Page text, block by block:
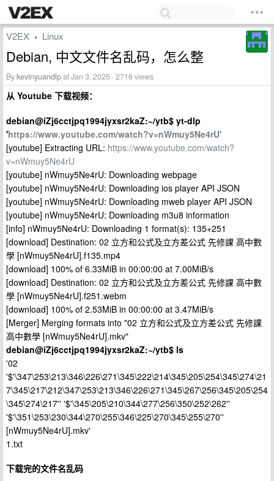
V2EX › Linux
Debian, 中文文件名乱码，怎么整
Bykevinyuandlpat Jan 3, 2025 · 2716 views
从 Youtube 下载视频：
debian@iZj6cctjpq1994jyxsr2kaZ:~/ytb$ yt-dlp
'https://www.youtube.com/watch?v=nWmuy5Ne4rU'
[youtube] Extracting URL: https://www.youtube.com/watch?
v=nWmuy5Ne4rU
[youtube] nWmuy5Ne4rU: Downloading webpage
[youtube] nWmuy5Ne4rU: Downloading ios player API JSON
[youtube] nWmuy5Ne4rU: Downloading mweb player API JSON
[youtube] nWmuy5Ne4rU: Downloading m3u8 information
[info] nWmuy5Ne4rU: Downloading 1 format(s): 135+251
[download] Destination: 02 立方和公式及立方差公式 先修課 高中數
學 [nWmuy5Ne4rU].f135.mp4
[download] 100% of 6.33MiB in 00:00:00 at 7.00MiB/s
[download] Destination: 02 立方和公式及立方差公式 先修課 高中數
學 [nWmuy5Ne4rU].f251.webm
[download] 100% of 2.53MiB in 00:00:00 at 3.47MiB/s
[Merger] Merging formats into "02 立方和公式及立方差公式 先修課
高中數學 [nWmuy5Ne4rU].mkv"
debian@iZj6cctjpq1994jyxsr2kaZ:~/ytb$ ls
'02
'$'\347\253\213\346\226\271\345\222\214\345\205\254\345\274\21
7\345\217\212\347\253\213\346\226\271\345\267\256\345\205\254
\345\274\217'' '$'\345\205\210\344\277\256\350\252\262''
'$'\351\253\230\344\270\255\346\225\270\345\255\270''
[nWmuy5Ne4rU].mkv'
1.txt
下载完的文件名乱码